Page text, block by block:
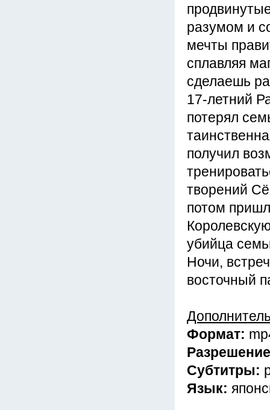
разумом и
мечты
сплавляя
сделаешь
17-летний
потерял
получил
творений
потом
убийца
Ночи,
восточный
Формат:
Субтитры:
Язык: